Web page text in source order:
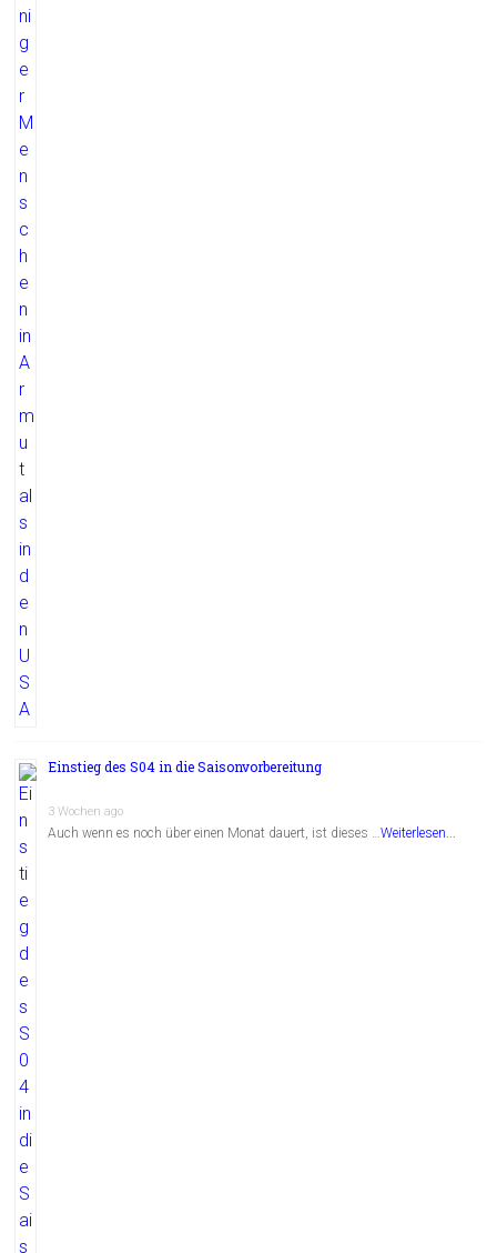
Einstieg des S04 in die Saisonvorbereitung
3 Wochen ago
Auch wenn es noch über einen Monat dauert, ist dieses …Weiterlesen...